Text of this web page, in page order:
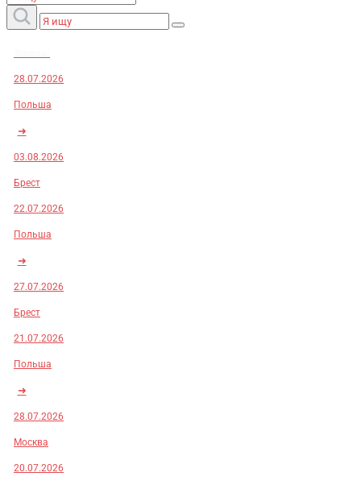
28.07.2026
Польша
➜
03.08.2026
Брест
22.07.2026
Польша
➜
27.07.2026
Брест
21.07.2026
Польша
➜
28.07.2026
Москва
20.07.2026